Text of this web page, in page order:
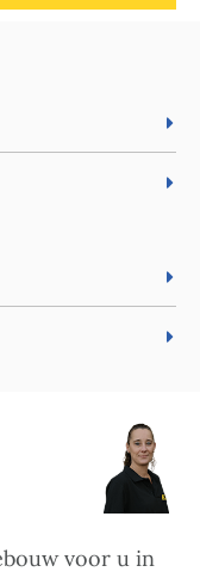
voor u in